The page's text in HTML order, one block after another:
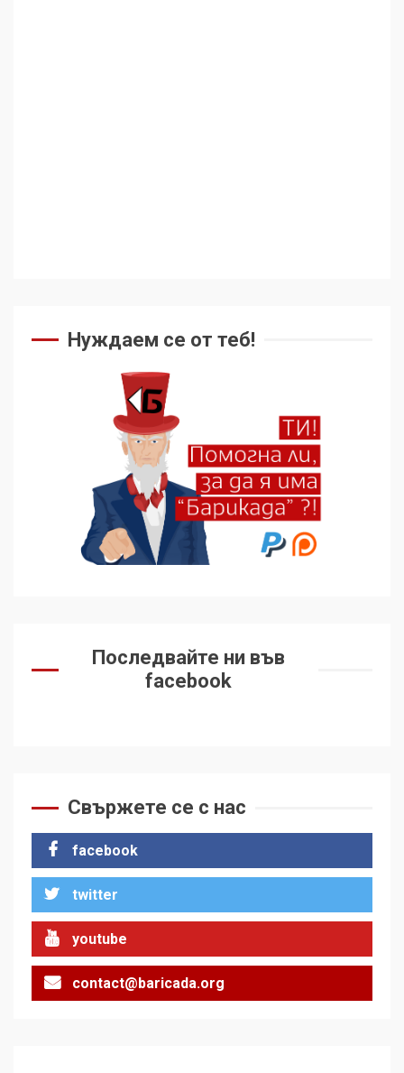
Нуждаем се от теб!
Последвайте ни във
facebook
Свържете се с нас
facebook
twitter
youtube
contact@baricada.org